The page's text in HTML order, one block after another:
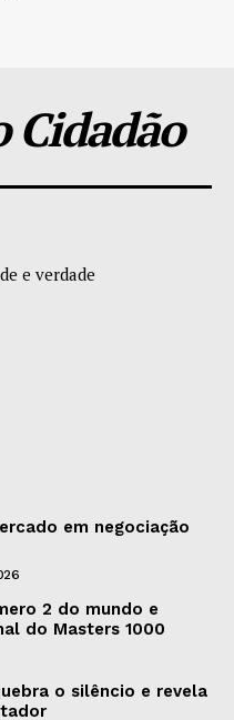
Cidadão
e verdade
em negociação
2 do mundo e
do Masters 1000
o silêncio e revela